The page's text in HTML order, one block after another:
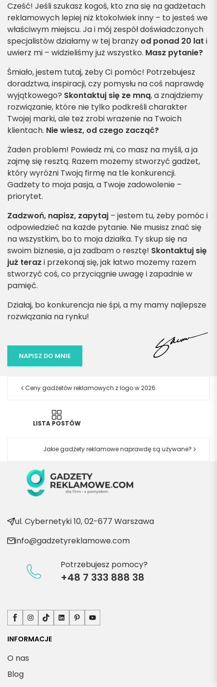
Cześć! Jeśli szukasz kogoś, kto zna się na gadżetach
reklamowych lepiej niż ktokolwiek inny – to jesteś we
właściwym miejscu. Ja i mój zespół doświadczonych
specjalistów działamy w tej branży od ponad 20 lat i
uwierz mi – widzieliśmy już wszystko. Masz pytanie?
Śmiało, jestem tutaj, żeby Ci pomóc! Potrzebujesz
doradztwa, inspiracji, czy pomysłu na coś naprawdę
wyjątkowego? Skontaktuj się ze mną, a znajdziemy
rozwiązanie, które nie tylko podkreśli charakter
Twojej marki, ale też zrobi wrażenie na Twoich
klientach. Nie wiesz, od czego zacząć?
Żaden problem! Powiedz mi, co masz na myśli, a ja
zajmę się resztą. Razem możemy stworzyć gadżet,
który wyróżni Twoją firmę na tle konkurencji.
Gadżety to moja pasja, a Twoje zadowolenie –
priorytet.
Zadzwoń, napisz, zapytaj – jestem tu, żeby pomóc i
odpowiedzieć na każde pytanie. Nie musisz znać się
na wszystkim, bo to moja działka. Ty skup się na
swoim biznesie, a ja zadbam o resztę! Skontaktuj się
już teraz i przekonaj się, jak łatwo możemy razem
stworzyć coś, co przyciągnie uwagę i zapadnie w
pamięć.
Działaj, bo konkurencja nie śpi, a my mamy najlepsze
rozwiązania na rynku!
NAPISZ DO MNIE
Ceny gadżetów reklamowych z logo w 2026
LISTA POSTÓW
Jakie gadżety reklamowe naprawdę są używane?
ul. Cybernetyki 10, 02-677 Warszawa
info@gadzetyreklamowe.com
Potrzebujesz pomocy?
+48 7 333 888 38
Facebook
Instagram
TikTokLinkedInPinterestYouTube
INFORMACJE
O nas
Blog